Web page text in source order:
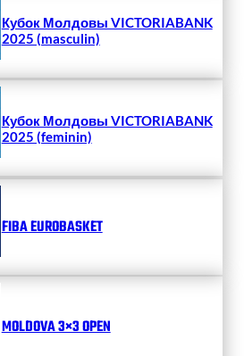
Кубок Молдовы VICTORIABANK
2025 (masculin)
Кубок Молдовы VICTORIABANK
2025 (feminin)
FIBA EUROBASKET
MOLDOVA 3×3 OPEN